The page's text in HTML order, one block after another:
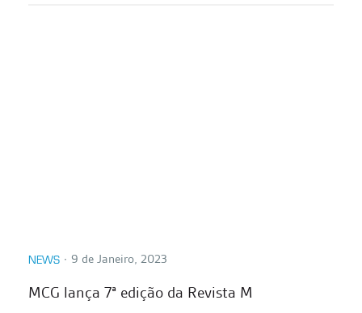
NEWS ∙ 9 de Janeiro, 2023
MCG lança 7ª edição da Revista M